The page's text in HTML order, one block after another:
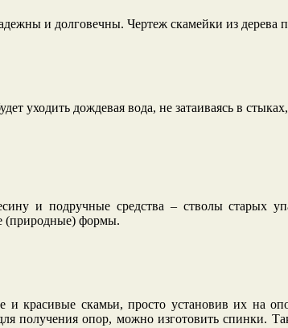
и долговечны. Чертеж скамейки из дерева
уходить дождевая вода, не затаиваясь в
и подручные средства – стволы старых
(природные) формы.
красивые скамьи, просто установив их на
получения опор, можно изготовить спинки.